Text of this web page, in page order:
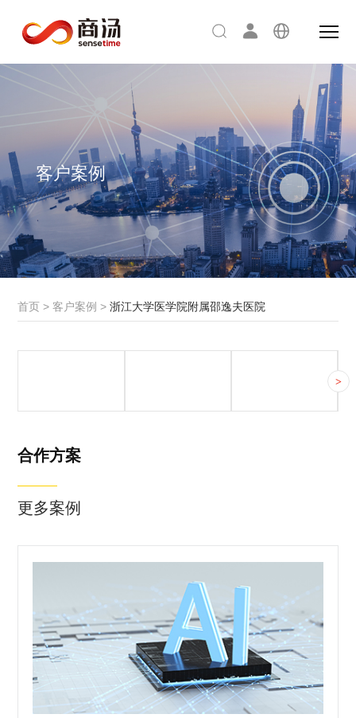
客户案例
首页 >客户案例 >浙江大学医学院附属邵逸夫医院
>
合作方案
更多案例